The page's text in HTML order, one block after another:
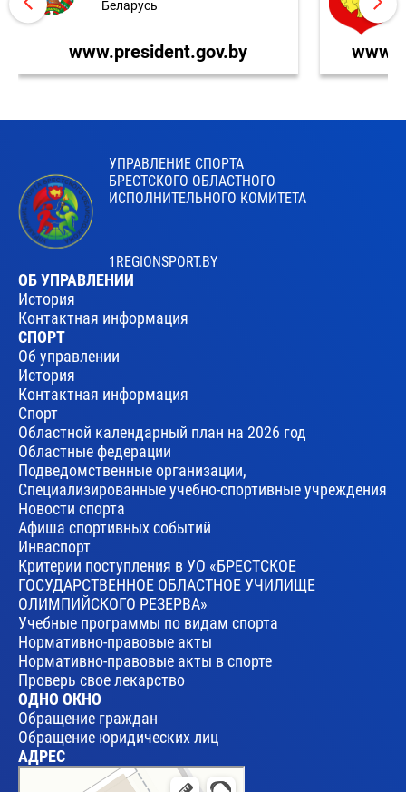
Беларусь
www.president.gov.by
УПРАВЛЕНИЕ СПОРТА
БРЕСТСКОГО ОБЛАСТНОГО
ИСПОЛНИТЕЛЬНОГО КОМИТЕТА
1REGIONSPORT.BY
ОБ УПРАВЛЕНИИ
История
Контактная информация
СПОРТ
Об управлении
История
Контактная информация
Спорт
Областной календарный план на 2026 год
Областные федерации
Подведомственные организации,
Специализированные учебно-спортивные учреждения
Новости спорта
Афиша спортивных событий
Инваспорт
Критерии поступления в УО «БРЕСТСКОЕ
ГОСУДАРСТВЕННОЕ ОБЛАСТНОЕ УЧИЛИЩЕ
ОЛИМПИЙСКОГО РЕЗЕРВА»
Учебные программы по видам спорта
Нормативно-правовые акты
Нормативно-правовые акты в спорте
Проверь свое лекарство
ОДНО ОКНО
Обращение граждан
Обращение юридических лиц
АДРЕС
Брест
Улица Леваневского, 17 — Яндекс Карты